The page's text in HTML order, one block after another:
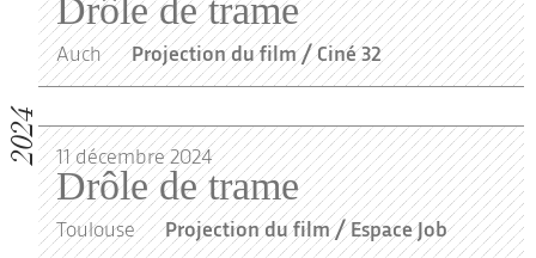
Drôle de trame
Auch Projection du film / Ciné 32
2024 11décembre2024
Drôle de trame
Toulouse Projection du film / Espace Job